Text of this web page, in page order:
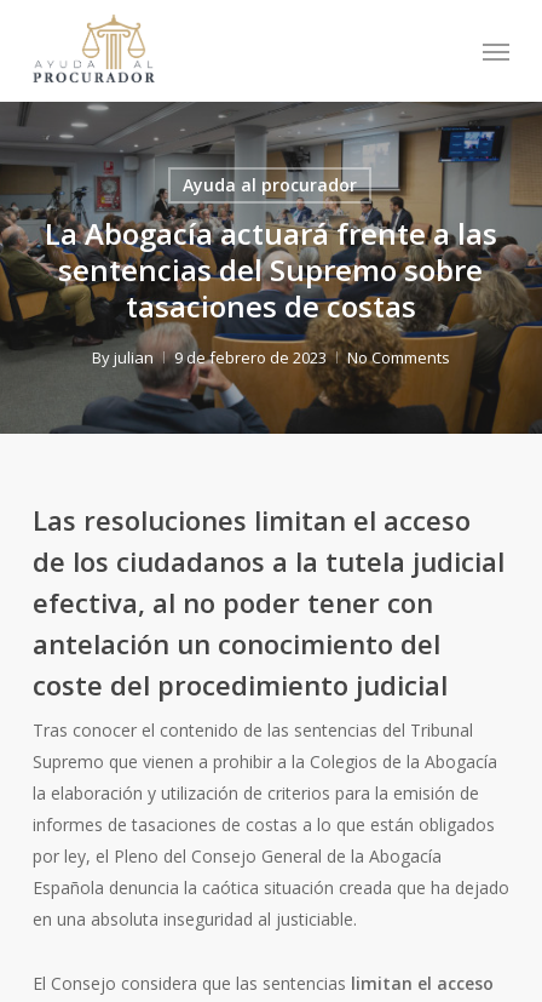
main
content
Menu
Ayuda al procurador
La Abogacía actuará frente a las
sentencias del Supremo sobre
tasaciones de costas
Byjulian 9 de febrero de 2023 No Comments
Las resoluciones limitan el acceso
de los ciudadanos a la tutela judicial
efectiva, al no poder tener con
antelación un conocimiento del
coste del procedimiento judicial
Tras conocer el contenido de las sentencias del Tribunal
Supremo que vienen a prohibir a la Colegios de la Abogacía
la elaboración y utilización de criterios para la emisión de
informes de tasaciones de costas a lo que están obligados
por ley, el Pleno del Consejo General de la Abogacía
Española denuncia la caótica situación creada que ha dejado
en una absoluta inseguridad al justiciable.
El Consejo considera que las sentencias limitan el acceso